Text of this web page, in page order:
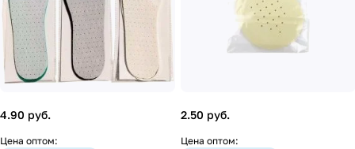
4.90 руб.
Цена оптом:
2.50 руб.
Цена оптом: